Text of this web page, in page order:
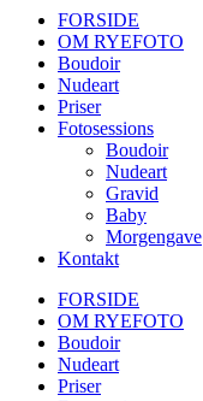
FORSIDE
OM RYEFOTO
Boudoir
Nudeart
Priser
Fotosessions
Boudoir
Nudeart
Gravid
Baby
Morgengave
Kontakt
FORSIDE
OM RYEFOTO
Boudoir
Nudeart
Priser